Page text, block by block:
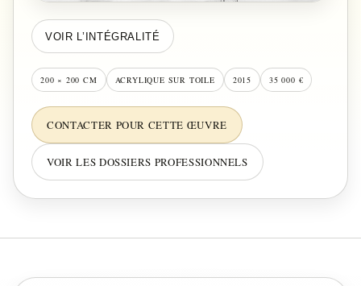
VOIR L’INTÉGRALITÉ
200 × 200 CM ACRYLIQUE SUR TOILE 2015 35 000 €
CONTACTER POUR CETTE ŒUVRE
VOIR LES DOSSIERS PROFESSIONNELS